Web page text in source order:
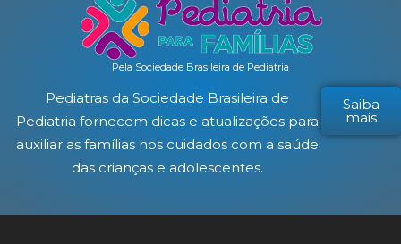
Pela Sociedade Brasileira de Pediatria
Pediatras da Sociedade Brasileira de
Pediatria fornecem dicas e atualizações para
auxiliar as famílias nos cuidados com a saúde
das crianças e adolescentes.
Saiba
mais